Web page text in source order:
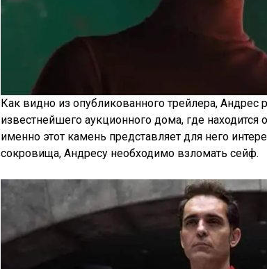
Как видно из опубликованного трейлера,
известнейшего аукционного дома, где
именно этот камень представляет для него
сокровища, Андресу необходимо взломать сейф.